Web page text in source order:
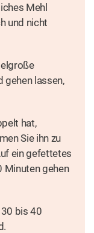
Mehl
und nicht
gehen lassen,
hat,
Sie ihn zu
ein gefettetes
Minuten gehen
bis 40